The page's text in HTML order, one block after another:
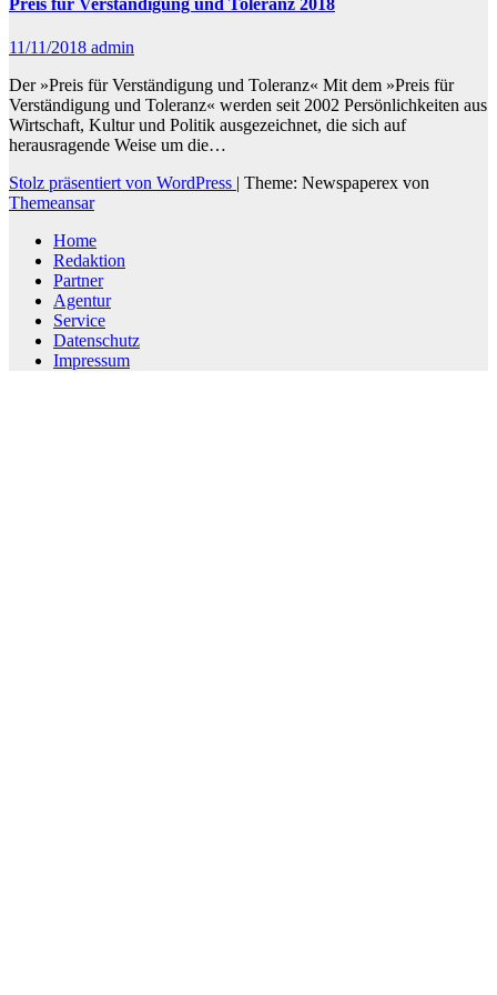
Preis für Verständigung und Toleranz 2018
11/11/2018 admin
Der »Preis für Verständigung und Toleranz« Mit dem »Preis für
Verständigung und Toleranz« werden seit 2002 Persönlichkeiten aus
Wirtschaft, Kultur und Politik ausgezeichnet, die sich auf
herausragende Weise um die…
Stolz präsentiert von WordPress | Theme: Newspaperex von
Themeansar
Home
Redaktion
Partner
Agentur
Service
Datenschutz
Impressum